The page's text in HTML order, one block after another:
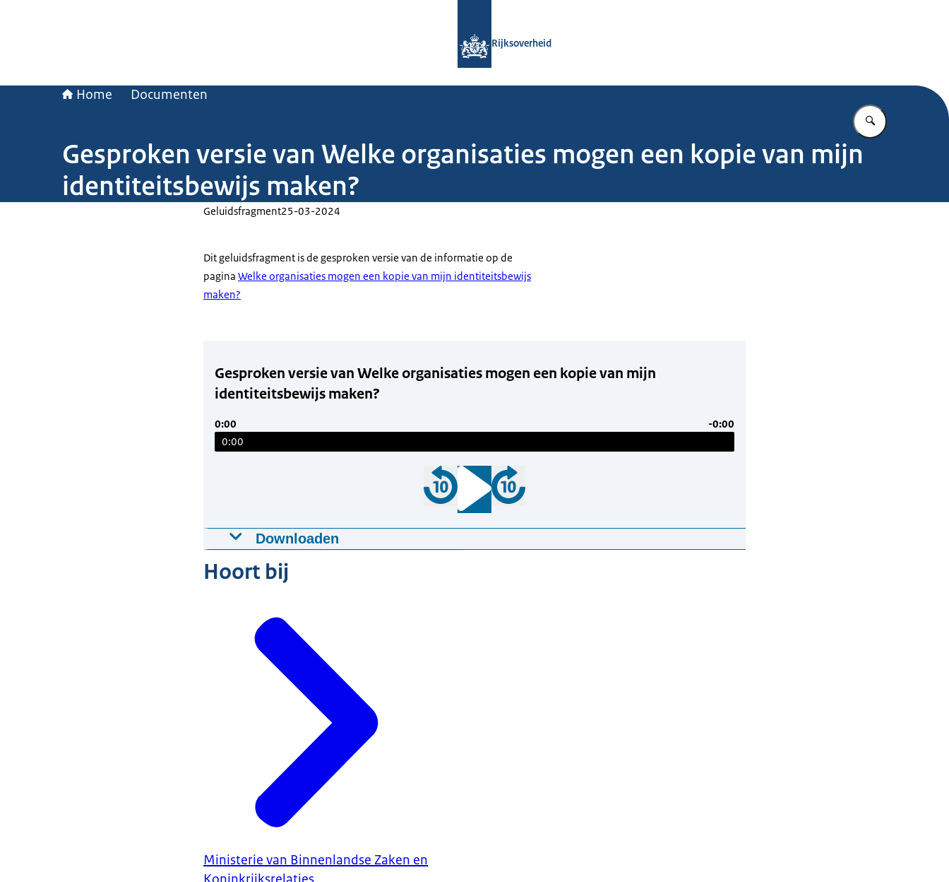
Rijksoverheid
Home Documenten
Vul in wat u
Gesproken versie van Welke organisaties mogen een kopie van mijn
identiteitsbewijs maken?
Geluidsfragment25-03-2024
Dit geluidsfragment is de gesproken versie van de informatie op de
pagina Welke organisaties mogen een kopie van mijn identiteitsbewijs
maken?
Gesproken versie van Welke organisaties mogen een kopie van mijn
identiteitsbewijs maken?
0:00
0:00
-0:00
Downloaden
maken?
Download
Hoort bij
Ministerie van Binnenlandse Zaken en